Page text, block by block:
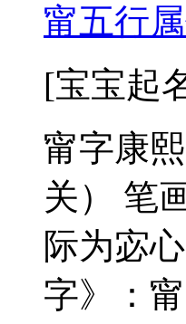
甯五行
[宝宝起
甯字康
关） 笔
际为宓
字》：